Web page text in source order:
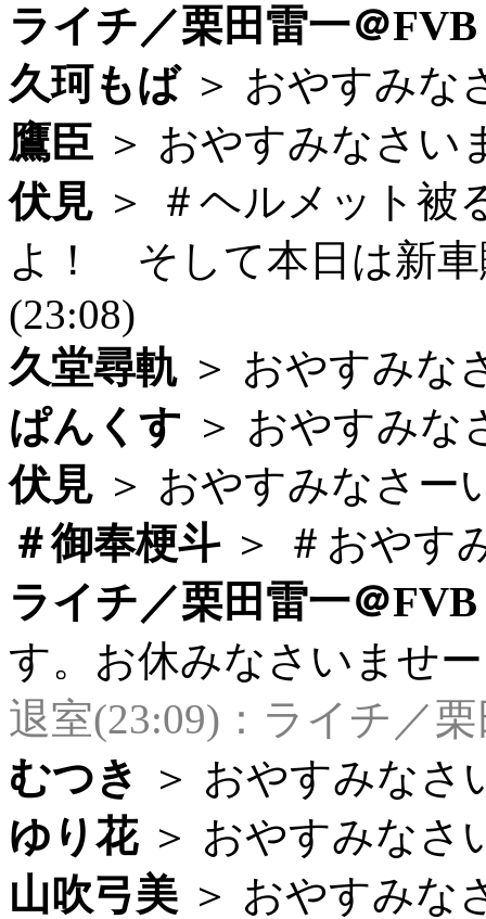
ライチ／栗田雷一＠FVB
久珂もば＞ おやすみな
鷹臣 ＞ おやすみなさい
伏見 ＞ ＃ヘルメット被
よ！ そして本日は新
(23:08)
久堂尋軌 ＞ おやすみな
ぱんくす ＞ おやすみな
伏見 ＞ おやすみなさー
＃御奉梗斗＞ ＃おやす
ライチ／栗田雷一＠FVB
す。お休みなさいませ
退室(23:09)：ライチ／
むつき
＞ おやすみなさ
ゆり花＞ おやすみなさ
山吹弓美 ＞ おやすみな